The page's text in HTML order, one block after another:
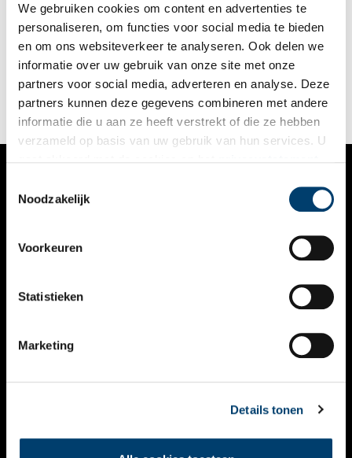
We gebruiken cookies om content en advertenties te
personaliseren, om functies voor social media te bieden
en om ons websiteverkeer te analyseren. Ook delen we
informatie over uw gebruik van onze site met onze
partners voor social media, adverteren en analyse. Deze
partners kunnen deze gegevens combineren met andere
informatie die u aan ze heeft verstrekt of die ze hebben
verzameld op basis van uw gebruik van hun services. U
Noodzakelijk
Voorkeuren
Statistieken
Marketing
Details tonen
Je rijdt er langs, je vaart er voorbij, je vliegt er overheen, maar
stap eens even uit de trein. Halverwege Amsterdam en
Haarlem. Eeuwenlang niet meer dan een smal strookje land
tussen grote watervlakten. Trekschuit, tram, trein – al het
doorgaande verkeer wurmde zich door de flessenhals. Ga (in
gedachten) mee op een ommetje door Halfweg met het verhaal
van storm, stoom, schuiten en suikerbieten.
VERHALEN
KALENDER
THEMA’S
VIDEO’S
CONTACT